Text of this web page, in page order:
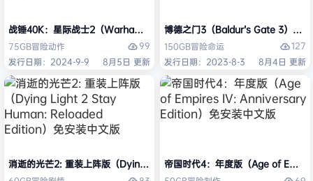
战锤40K：星际战士2（Warhammer 40,000: Space Marine 2）免安装
75GB冒险动作
99
发行日期：2024-9-9
8月5日 更新
博德之门3（Baldur’s Gate 3）免安
150GB冒险命运
127
发行日期：2023-8-3
8月4日 更新
消逝的光芒2: 重装上阵版（Dying Light 2 Stay Human: Reloaded
帝国时代4：年度版（Age of